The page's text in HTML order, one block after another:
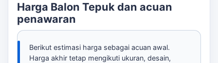
Harga Balon Tepuk dan acuan
penawaran
Berikut estimasi harga sebagai acuan awal.
Harga akhir tetap mengikuti ukuran, desain,